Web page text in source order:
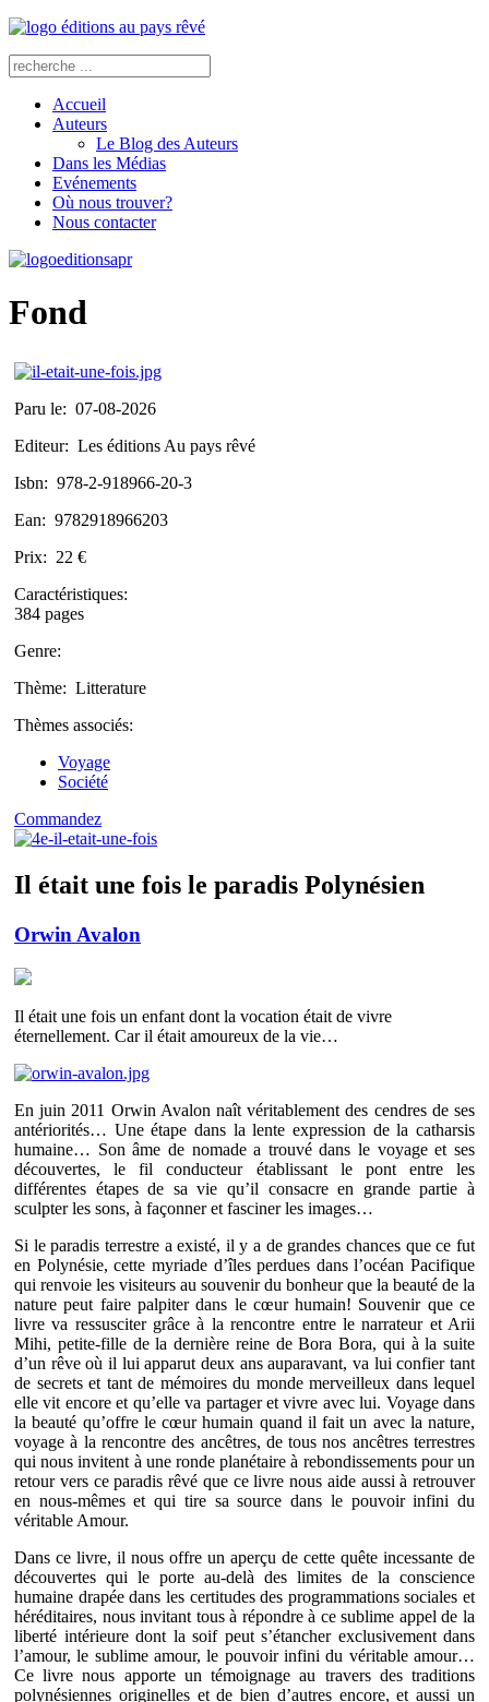
Accueil
Auteurs
Le Blog des Auteurs
Dans les Médias
Evénements
Où nous trouver?
Nous contacter
Fond
Paru le: 07-08-2026
Editeur: Les éditions Au pays rêvé
Isbn: 978-2-918966-20-3
Ean: 9782918966203
Prix: 22 €
Caractéristiques:
384 pages
Genre:
Thème: Litterature
Thèmes associés:
Voyage
Société
Commandez
Il était une fois le paradis Polynésien
Orwin Avalon
Il était une fois un enfant dont la vocation était de vivre
éternellement. Car il était amoureux de la vie…
En juin 2011 Orwin Avalon naît véritablement des cendres de ses
antériorités… Une étape dans la lente expression de la catharsis
humaine… Son âme de nomade a trouvé dans le voyage et ses
découvertes, le fil conducteur établissant le pont entre les
différentes étapes de sa vie qu’il consacre en grande partie à
sculpter les sons, à façonner et fasciner les images…
Si le paradis terrestre a existé, il y a de grandes chances que ce fut
en Polynésie, cette myriade d’îles perdues dans l’océan Pacifique
qui renvoie les visiteurs au souvenir du bonheur que la beauté de la
nature peut faire palpiter dans le cœur humain! Souvenir que ce
livre va ressusciter grâce à la rencontre entre le narrateur et Arii
Mihi, petite-fille de la dernière reine de Bora Bora, qui à la suite
d’un rêve où il lui apparut deux ans auparavant, va lui confier tant
de secrets et tant de mémoires du monde merveilleux dans lequel
elle vit encore et qu’elle va partager et vivre avec lui. Voyage dans
la beauté qu’offre le cœur humain quand il fait un avec la nature,
voyage à la rencontre des ancêtres, de tous nos ancêtres terrestres
qui nous invitent à une ronde planétaire à rebondissements pour un
retour vers ce paradis rêvé que ce livre nous aide aussi à retrouver
en nous-mêmes et qui tire sa source dans le pouvoir infini du
véritable Amour.
Dans ce livre, il nous offre un aperçu de cette quête incessante de
découvertes qui le porte au-delà des limites de la conscience
humaine drapée dans les certitudes des programmations sociales et
héréditaires, nous invitant tous à répondre à ce sublime appel de la
liberté intérieure dont la soif peut s’étancher exclusivement dans
l’amour, le sublime amour, le pouvoir infini du véritable amour…
Ce livre nous apporte un témoignage au travers des traditions
polynésiennes originelles et de bien d’autres encore, et aussi un